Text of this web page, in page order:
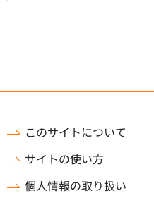
このサイトについて
サイトの使い方
個人情報の取り扱い